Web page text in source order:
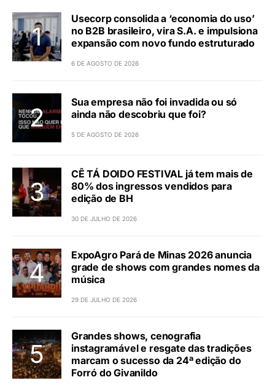
Usecorp consolida a ‘economia do uso’
no B2B brasileiro, vira S.A. e impulsiona
expansão com novo fundo estruturado
6 DE AGOSTO DE 2026
Sua empresa não foi invadida ou só
ainda não descobriu que foi?
5 DE AGOSTO DE 2026
CÊ TÁ DOIDO FESTIVAL já tem mais de
80% dos ingressos vendidos para
edição de BH
30 DE JULHO DE 2026
ExpoAgro Pará de Minas 2026 anuncia
grade de shows com grandes nomes da
música
29 DE JULHO DE 2026
Grandes shows, cenografia
instagramável e resgate das tradições
marcam o sucesso da 24ª edição do
Forró do Givanildo